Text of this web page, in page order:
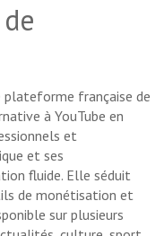
plateforme française de
à YouTube en
et
et ses
fluide. Elle séduit
de monétisation et
sur plusieurs